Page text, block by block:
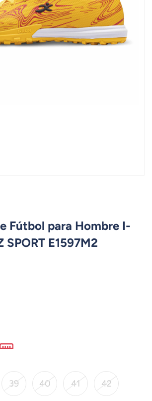
Fútbol para Hombre I-
SPORT E1597M2
39 40 41 42